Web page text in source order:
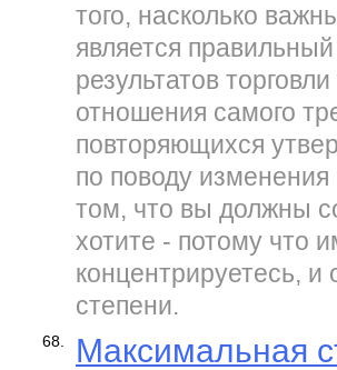
того, насколько
является
результатов
отношения самого
повторяющихся
по поводу
том, что вы должны
хотите - потому что
концентрируетесь,
степени.
68. Максимальная